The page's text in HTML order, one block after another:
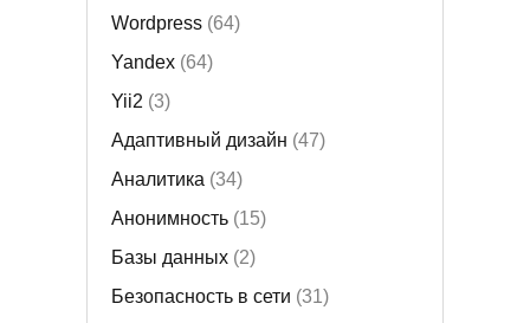
Wordpress(64)
Yandex(64)
Yii2 (3)
Адаптивный дизайн (47)
Аналитика (34)
Анонимность(15)
Базы данных(2)
Безопасность в сети (31)